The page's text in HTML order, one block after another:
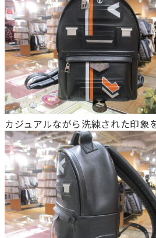
カジュアルながら洗練された印象